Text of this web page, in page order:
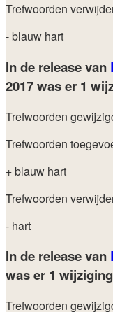
Trefwoorden
- blauw hart
In de release van
2017was er 1
Trefwoorden
Trefwoorden
+ blauw hart
Trefwoorden
- hart
In de release van
was er 1
Trefwoorden